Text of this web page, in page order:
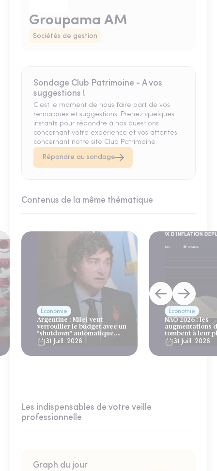
Groupama AM
Sociétés de gestion
Sondage Club Patrimoine - A vos
suggestions !
C'est le moment de nous faire part de vos
remarques et suggestions. Prenez quelques
instants pour répondre à nos questions
concernant votre expérience et vos attentes
concernant notre site Club Patrimoine.
Répondre au sondage
Contenus de la même thématique
Économie
Argentine : Milei veut
verrouiller le budget avec un
"shutdown" automatique,
sous le regard bienveillant
du FMI
31 Juill. 2026
Économie
NAO 2026 : les
augmentations
tombent à leur
niveau depuis 4
31 Juill. 2026
Les indispensables de votre veille
professionnelle
Graph du jour